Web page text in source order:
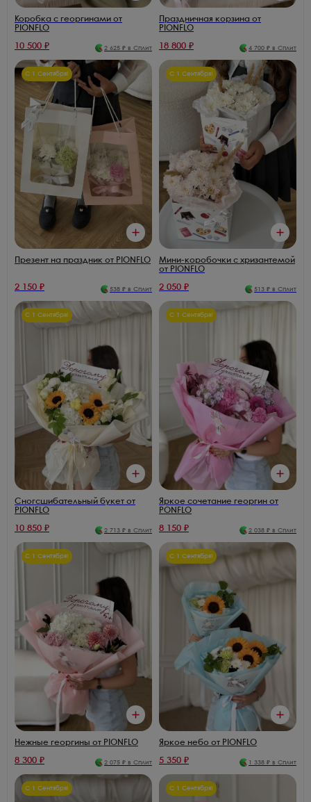
Коробка с георгинами от
PIONFLO
10 500 ₽ 2 625 ₽ в Сплит
Праздничная корзина от
PIONFLO
18 800 ₽ 4 700 ₽ в Сплит
С 1 Сентября!
Презент на праздник от PIONFLO
2 150 ₽ 538 ₽ в Сплит
С 1 Сентября!
Мини-коробочки с хризантемой
от PIONFLO
2 050 ₽ 513 ₽ в Сплит
С 1 Сентября!
Сногсшибательный букет от
PIONFLO
10 850 ₽ 2 713 ₽ в Сплит
С 1 Сентября!
Яркое сочетание георгин от
PONFLO
8 150 ₽ 2 038 ₽ в Сплит
С 1 Сентября!
Нежные георгины от PIONFLO
8 300 ₽ 2 075 ₽ в Сплит
С 1 Сентября!
Яркое небо от PIONFLO
5 350 ₽ 1 338 ₽ в Сплит
С 1 Сентября! С 1 Сентября!